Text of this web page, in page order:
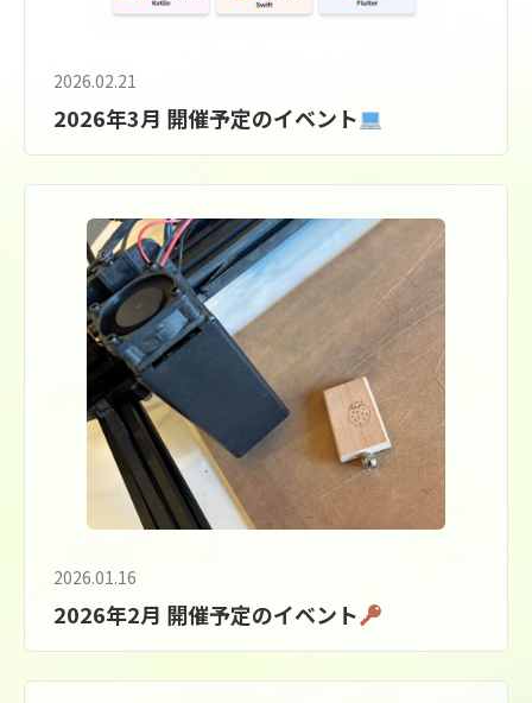
2026.02.21
2026年3月 開催予定のイベント
2026.01.16
2026年2月 開催予定のイベント